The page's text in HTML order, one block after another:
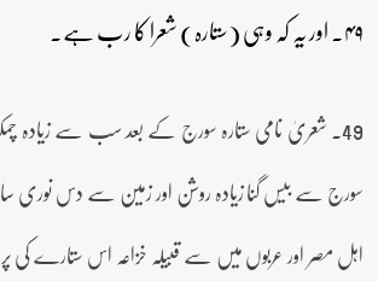
۴۹۔ اور یہ کہ وہی (ستارہ) شعرا کا رب ہے۔
49۔ شعریٰ نامی ستارہ سورج کے بعد سب سے زیادہ
سورج سے بیس گنا زیادہ روشن اور زمین سے دس
اہل مصر اور عربوں میں سے قبیلہ خزاعہ اس ستارے